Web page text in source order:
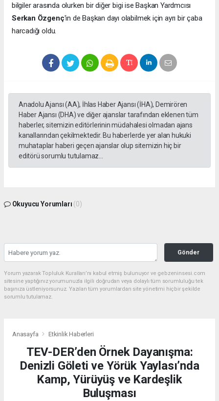
bilgiler arasında olurken bir diğer bigi ise Başkan Yardmcısı
Serkan Özgenç'in de Başkan dayı olabilmek için ayrı bir çaba
harcadığı oldu.
Anadolu Ajansı (AA), İhlas Haber Ajansı (İHA), Demirören
Haber Ajansı (DHA) ve diğer ajanslar tarafından eklenen tüm
haberler, sitemizin editörlerinin müdahalesi olmadan ajans
kanallarından çekilmektedir. Bu haberlerde yer alan hukuki
muhataplar haberi geçen ajanslar olup sitemizin hiç bir
editörü sorumlu tutulamaz...
Okuyucu Yorumları (0)
Gönder
Yorum yazarak Topluluk Kuralları’nı kabul etmiş bulunuyor ve gebzeninsesi.com
sitesine yaptığınız yorumunuzla ilgili doğrudan veya dolaylı tüm sorumluluğu tek
başınıza üstleniyorsunuz. Yazılan tüm yorumlardan site yönetimi hiçbir şekilde
sorumlu tutulamaz.
Anasayfa Etkinlik Haberleri
TEV-DER’den Örnek Dayanışma:
Denizli Göleti ve Yörük Yaylası’nda
Kamp, Yürüyüş ve Kardeşlik
Buluşması